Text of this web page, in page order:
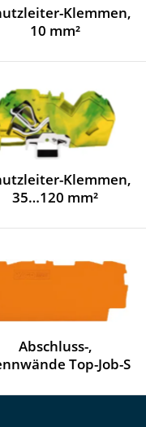
Klemmen,
10 mm²
Klemmen,
35…120 mm²
Abschluss-,
Top-Job-S